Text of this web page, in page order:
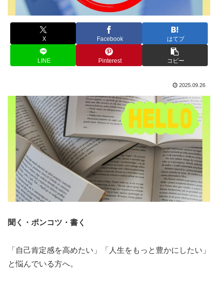
X Facebook はてブ
LINE Pinterest コピー
2025.09.26
聞く・ポンコツ・書く
「自己肯定感を高めたい」「人生をもっと豊かにしたい」
と悩んでいる方へ。